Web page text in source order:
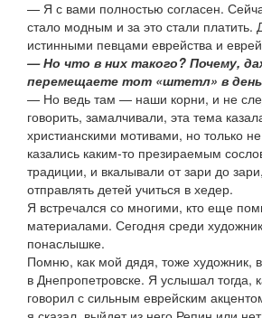
— Я с вами полностью согласен.
стало модным и за это стали
истинными певцами еврейства и
— Но что в них такого? Почему,
перемещаете тот «штетл» в день
— Но ведь там — наши корни, и не
говорить, замалчивали, эта тема
христианскими мотивами, но только
казались каким-то презираемым
традиции, и вкалывали от зари до
отправлять детей учиться в хедер.
Я встречался со многими, кто еще
материалами. Сегодня среди
понаслышке.
Помню, как мой дядя, тоже художник,
в Днепропетровске. Я услышал тогда,
говорил с сильным еврейским